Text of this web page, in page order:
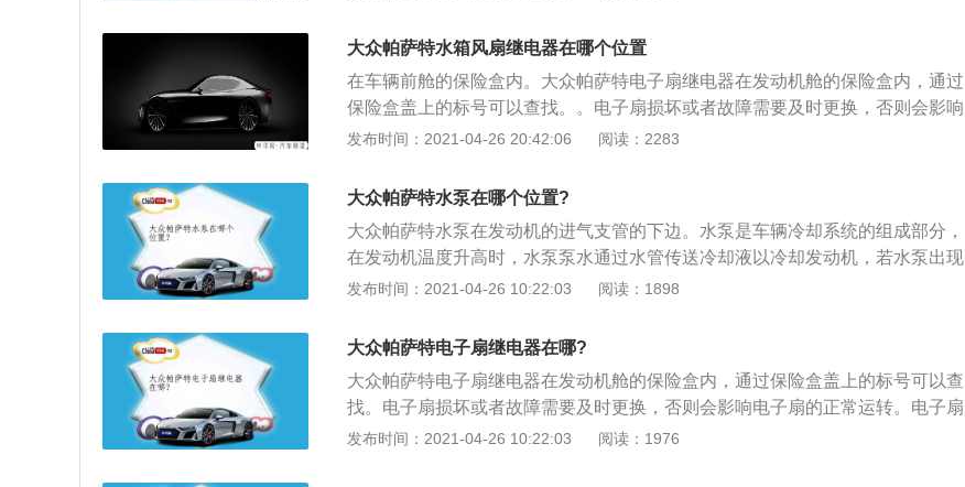
风扇不转，是电机的润滑不行，导致风叶装上之后电机拖动不了； 2、电机过
热，电机过热也会引起电机带负载能力变差，电机的有效功率变低，导致无法带
动负载； 3、启动电容容量变小，电容容量会变小，导致电机的启动转矩变小，
没法带动负载；4、电机使用时间过长，假如电风扇用久了，电机会损耗，电机
的轴套磨损后，很容易烧掉。电机用久了，同样会使得电机的内阻变大，带负载
大众帕萨特水箱风扇继电器在哪个位置
在车辆前舱的保险盒内。大众帕萨特电子扇继电器在发动机舱的保险盒内，通过
保险盒盖上的标号可以查找。。电子扇损坏或者故障需要及时更换，否则会影响
电子扇的正常运转。电子扇继电器的作用相当于电子扇的电源开关，当温度达到
电风扇不转，是电机的润滑不行，导致风叶装上之后电机拖动不了； 2、电机过
热，电机过热也会引起电机带负载能力变差，电机的有效功率变低，导致无法带
动负载； 3、启动电容容量变小，电容容量会变小，导致电机的启动转矩变小，
没法带动负载；4、电机使用时间过长，假如电风扇用久了，电机会损耗，电机
的轴套磨损后，很容易烧掉。电机用久了，同样会使得电机的内阻变大，带负载
发布时间：2021-04-26 20:42:06 阅读：2283
大众帕萨特水泵在哪个位置?
大众帕萨特水泵在发动机的进气支管的下边。水泵是车辆冷却系统的组成部分，
在发动机温度升高时，水泵泵水通过水管传送冷却液以冷却发动机，若水泵出现
漏水灯故障现象会导致发动机无法及时降温，严重时会造成发动机报废。以下是
液开锅现象；2、发动机靠近水泵部位漏水。漏冷却液会在水泵通风孔上留下冷
却液颜色的痕迹，导致缺少冷却液后水温高等症状的出现；3、发动机工作时水
泵出现异响。水泵出现异响可能是由于内部有异物，或者轴承磨损引起。
发布时间：2021-04-26 10:22:03 阅读：1898
大众帕萨特电子扇继电器在哪?
大众帕萨特电子扇继电器在发动机舱的保险盒内，通过保险盒盖上的标号可以查
找。电子扇损坏或者故障需要及时更换，否则会影响电子扇的正常运转。电子扇
继电器的作用相当于电子扇的电源开关，当温度达到一定时，接受信号打开电子
发布时间：2021-04-26 10:22:03 阅读：1976